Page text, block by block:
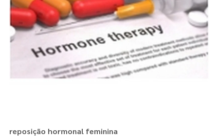
reposição hormonal feminina